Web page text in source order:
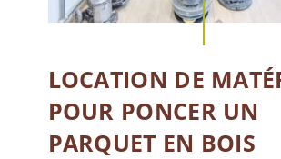
LOCATION DE
POUR PONCER UN
PARQUET EN BOIS